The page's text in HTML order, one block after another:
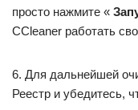
просто нажмите «
CCleaner работать
6. Для дальнейшей
Реестр и убедитесь,